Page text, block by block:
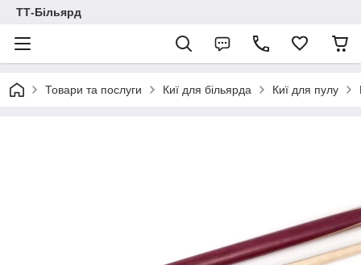
ТТ-Більярд
Товари та послуги Киї для більярда Киї для пулу